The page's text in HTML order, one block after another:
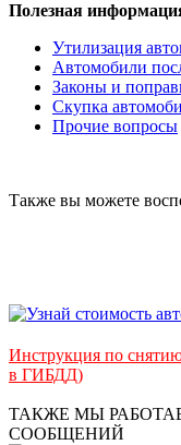
Полезная
Утилизация
Автомобили
Законы и
Скупка
Прочие вопросы
Также вы можете
Инструкция по снятию
в ГИБДД)
ТАКЖЕ МЫ
СООБЩЕНИЙ